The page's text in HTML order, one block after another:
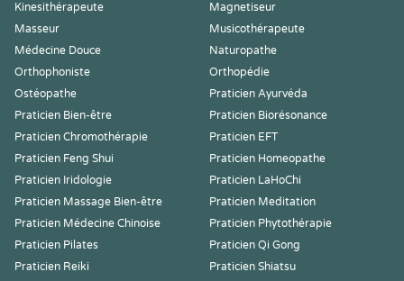
Kinesithérapeute
Magnetiseur
Masseur
Musicothérapeute
Médecine Douce
Naturopathe
Orthophoniste
Orthopédie
Ostéopathe
Praticien Ayurvéda
Praticien Bien-être
Praticien Biorésonance
Praticien Chromothérapie
Praticien EFT
Praticien Feng Shui
Praticien Homeopathe
Praticien Iridologie
Praticien LaHoChi
Praticien Massage Bien-être
Praticien Meditation
Praticien Médecine Chinoise
Praticien Phytothérapie
Praticien Pilates
Praticien Qi Gong
Praticien Reiki
Praticien Shiatsu